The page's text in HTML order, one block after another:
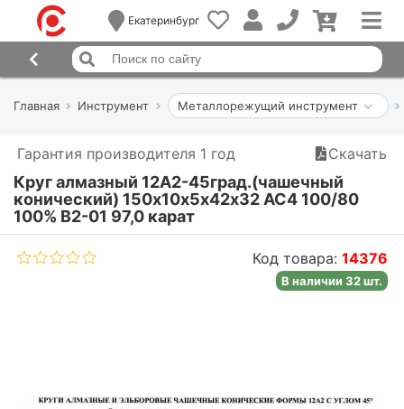
Екатеринбург
Главная Инструмент Металлорежущий инструмент
Гарантия производителя 1 год Скачать
Круг алмазный 12А2-45град.(чашечный
конический) 150х10х5х42х32 АС4 100/80
100% В2-01 97,0 карат
Код товара:14376
В наличии 32 шт.